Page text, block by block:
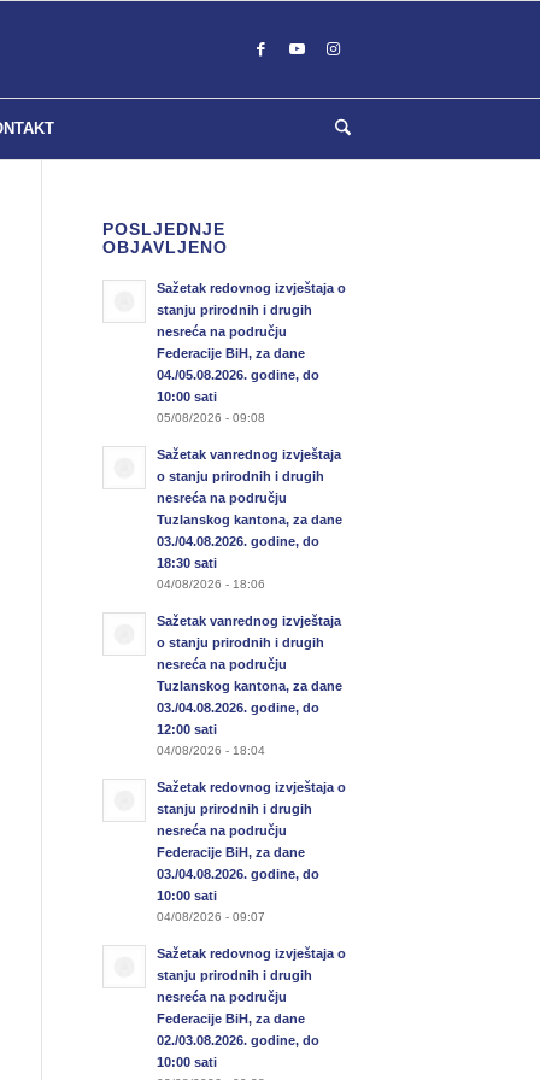
POSLJEDNJE
OBJAVLJENO
Sažetak redovnog izvještaja o
stanju prirodnih i drugih
nesreća na području
Federacije BiH, za dane
04./05.08.2026. godine, do
10:00 sati
05/08/2026 - 09:08
Sažetak vanrednog izvještaja
o stanju prirodnih i drugih
nesreća na području
Tuzlanskog kantona, za dane
03./04.08.2026. godine, do
18:30 sati
04/08/2026 - 18:06
Sažetak vanrednog izvještaja
o stanju prirodnih i drugih
nesreća na području
Tuzlanskog kantona, za dane
03./04.08.2026. godine, do
12:00 sati
04/08/2026 - 18:04
Sažetak redovnog izvještaja o
stanju prirodnih i drugih
nesreća na području
Federacije BiH, za dane
03./04.08.2026. godine, do
10:00 sati
04/08/2026 - 09:07
Sažetak redovnog izvještaja o
stanju prirodnih i drugih
nesreća na području
Federacije BiH, za dane
02./03.08.2026. godine, do
10:00 sati